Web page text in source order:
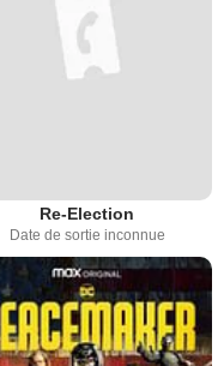
Re-Election
Date de sortie inconnue